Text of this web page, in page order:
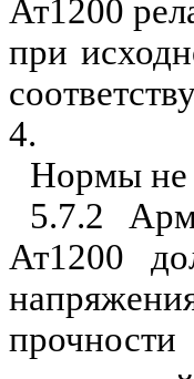
Ат1200
при
4.
Нормы не
5.7.2
Ат1200